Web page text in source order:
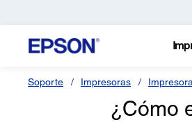
Soporte Impresoras
¿Cómo